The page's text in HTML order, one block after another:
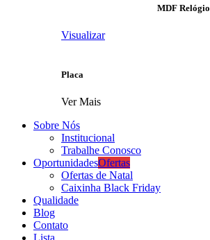
MDF Relógio
Visualizar
Placa
Ver Mais
Sobre Nós
Institucional
Trabalhe Conosco
OportunidadesOfertas
Ofertas de Natal
Caixinha Black Friday
Qualidade
Blog
Contato